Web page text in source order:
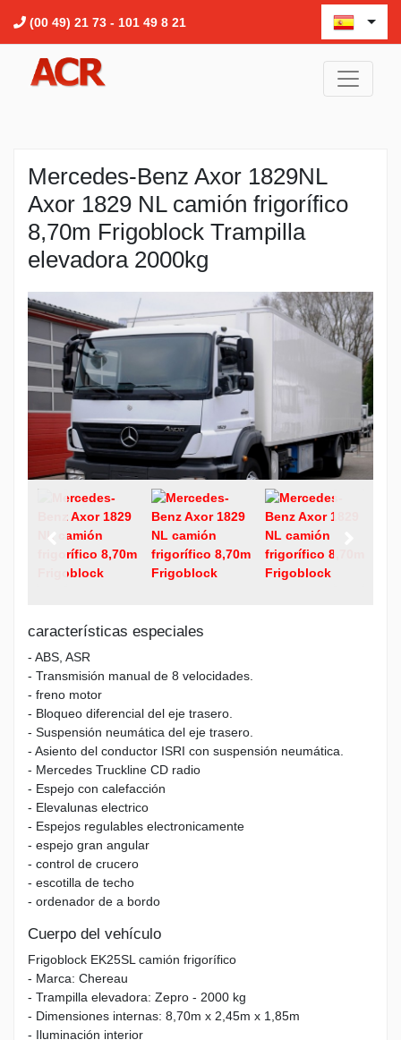
(00 49) 21 73 - 101 49 8 21
Mercedes-Benz Axor 1829NL
Axor 1829 NL camión frigorífico
8,70m Frigoblock Trampilla
elevadora 2000kg
características especiales
- ABS, ASR
- Transmisión manual de 8 velocidades.
- freno motor
- Bloqueo diferencial del eje trasero.
- Suspensión neumática del eje trasero.
- Asiento del conductor ISRI con suspensión neumática.
- Mercedes Truckline CD radio
- Espejo con calefacción
- Elevalunas electrico
- Espejos regulables electronicamente
- espejo gran angular
- control de crucero
- escotilla de techo
- ordenador de a bordo
Cuerpo del vehículo
Frigoblock EK25SL camión frigorífico
- Marca: Chereau
- Trampilla elevadora: Zepro - 2000 kg
- Dimensiones internas: 8,70m x 2,45m x 1,85m
- Iluminación interior